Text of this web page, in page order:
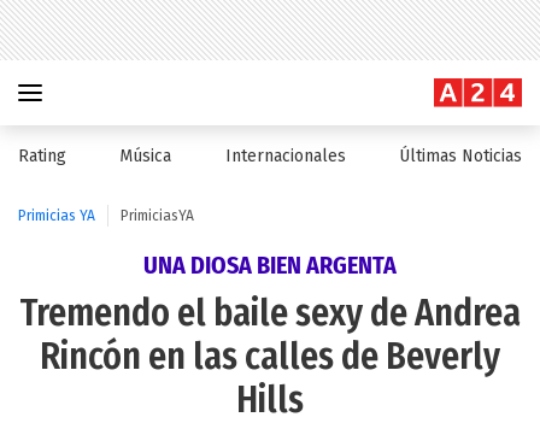
Rating Música Internacionales Últimas Noticias
Primicias YA PrimiciasYA
UNA DIOSA BIEN ARGENTA
Tremendo el baile sexy de Andrea
Rincón en las calles de Beverly
Hills